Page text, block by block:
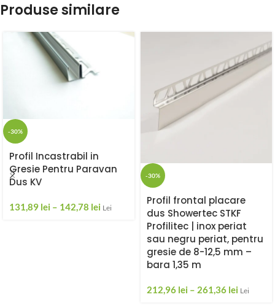
Produse similare
-30%
Profil Incastrabil in
Gresie Pentru Paravan
Dus KV
131,89 lei – 142,78 lei Lei
-30%
Profil frontal placare
dus Showertec STKF
Profilitec | inox periat
sau negru periat, pentru
gresie de 8-12,5 mm –
bara 1,35 m
212,96 lei – 261,36 lei Lei